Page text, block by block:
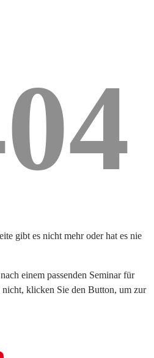
gibt es nicht mehr oder hat es nie
einem passenden Seminar für
klicken Sie den Button, um zur